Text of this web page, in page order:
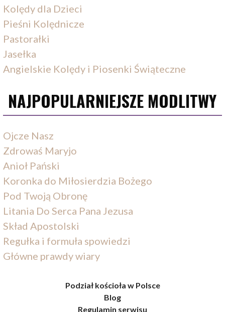
Kolędy dla Dzieci
Pieśni Kolędnicze
Pastorałki
Jasełka
Angielskie Kolędy i Piosenki Świąteczne
NAJPOPULARNIEJSZE MODLITWY
Ojcze Nasz
Zdrowaś Maryjo
Anioł Pański
Koronka do Miłosierdzia Bożego
Pod Twoją Obronę
Litania Do Serca Pana Jezusa
Skład Apostolski
Regułka i formuła spowiedzi
Główne prawdy wiary
Podział kościoła w Polsce
Blog
Regulamin serwisu